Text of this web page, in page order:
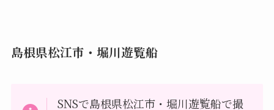
島根県松江市・堀川遊覧船
SNSで島根県松江市・堀川遊覧船で撮